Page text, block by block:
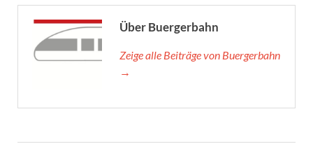
Über Buergerbahn
Zeige alle Beiträge von Buergerbahn
→